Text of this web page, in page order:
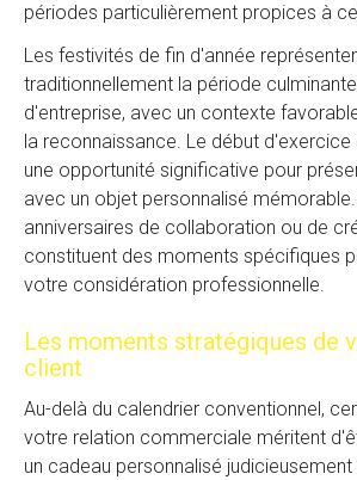
périodes particulièrement propices à
Les festivités de fin d'année
traditionnellement la période
d'entreprise, avec un contexte
la reconnaissance. Le début
une opportunité significative pour
avec un objet personnalisé mémorable.
anniversaires de collaboration ou de
constituent des moments spécifiques
votre considération professionnelle.
Les moments stratégiques de
client
Au-delà du calendrier conventionnel,
votre relation commerciale méritent
un cadeau personnalisé